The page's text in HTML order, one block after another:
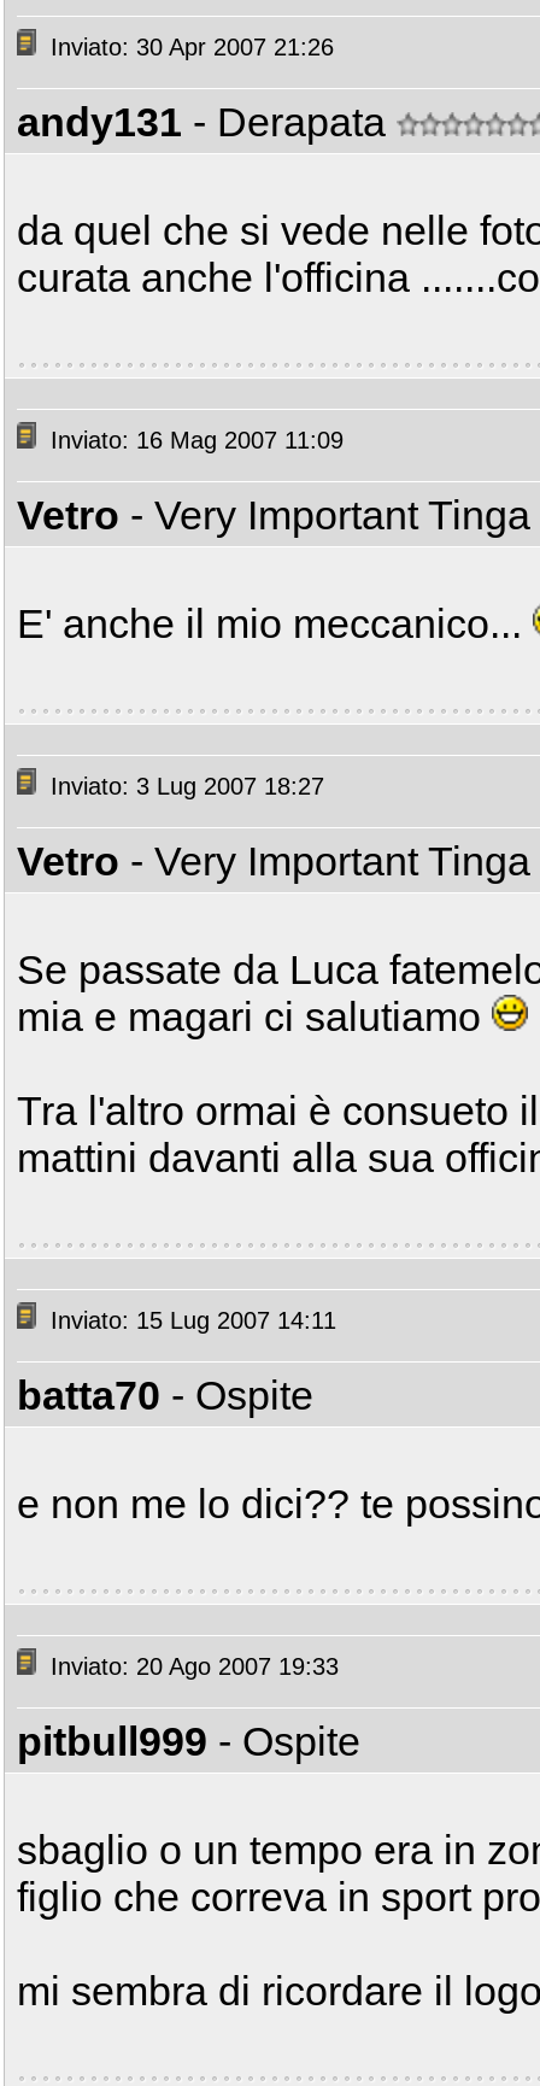
Inviato: 30 Apr 2007 21:26
andy131 - Derapata
da quel che si vede nelle
curata anche l'officina
Inviato: 16 Mag 2007 11:09
Vetro - Very Important Tinga
E' anche il mio meccanico...
Inviato: 3 Lug 2007 18:27
Vetro - Very Important Tinga
Se passate da Luca
mia e magari ci salutiamo
Tra l'altro ormai è consueto
mattini davanti alla sua
Inviato: 15 Lug 2007 14:11
batta70 - Ospite
e non me lo dici?? te
Inviato: 20 Ago 2007 19:33
pitbull999 - Ospite
sbaglio o un tempo era in
figlio che correva in sport
mi sembra di ricordare il